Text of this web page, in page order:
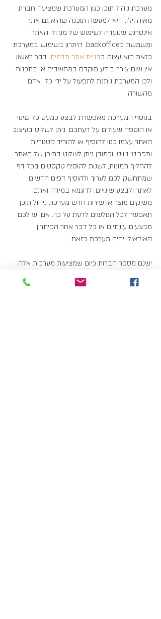
מערכת ניהול תוכן כגון המערכת שמציעה חברת
מאיה ויז'ן. היא למעשה תוכנה שהיא גם אתר
אינטרנט שנועדה לשימוש של מנהלי האתר
ומשמשת כbackoffice. היתרון בשימוש במערכת
כזאת הוא עצום בבניית אתר תדמית. דבר ראשון
אין שום צורך בידע מוקדם במחשבים או בתכנות
ולכן המערכת ניתנת לתפעול על ידי כל  אדם
מהשורה.
בנוסף המערכת מאפשרת לבצע כמעט כל שינוי
או הוספה שעולים על דעתכם. ניתן לשלוט בעיצוב
האתר עצמו כגון להוסיף או להוריד קטגוריות
ותפריטי ניווט. וכמובן ניתן לשלוט בתוכן של האתר
להחליף תמונות, לשנות להוסיף טקסטים בכל דף
שמתחשק לכם לערוך ולהוסיף דפים חדשים
לאתר ולבצע שינויים. לדוגמא במידה ואתם
משיקים מוצר או שירות חדש מערכת ניהול תוכן
תאפשר לכל הגולשים לדעת על כך. אם יש לכם
מבצעים עונתיים או כל דבר אחר הפיתרון
האידאילי יהיה מערכת כזאת.
ישנם מספר חברות כיום שמציעות מערכות אלה
בנוסף ל
. בבואנו לבחור את החבילה
המשתלמת ביותר. נרצה לבחור מערכת שתהיה